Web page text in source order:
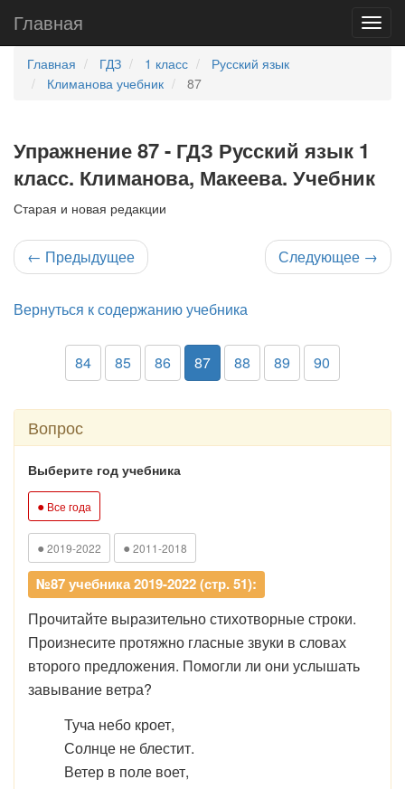
Главная
Главная ГДЗ 1 класс
Русский язык
Климанова учебник
87
Упражнение 87 - ГДЗ Русский язык 1
класс. Климанова, Макеева. Учебник
Старая и новая редакции
← Предыдущее Следующее →
Вернуться к содержанию учебника
84 85 86 87 88 89 90
Вопрос
Выберите год учебника
● Все года
● 2019-2022 ● 2011-2018
№87 учебника 2019-2022 (стр. 51):
Прочитайте выразительно стихотворные строки.
Произнесите протяжно гласные звуки в словах
второго предложения. Помогли ли они услышать
завывание ветра?
Туча небо кроет,
Солнце не блестит.
Ветер в поле воет,